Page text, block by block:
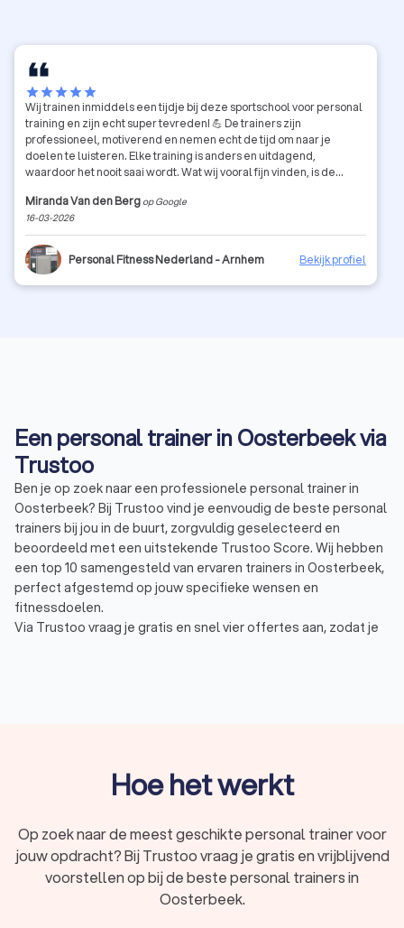
starstarstarstarstar
Wij trainen inmiddels een tijdje bij deze sportschool voor personal
training en zijn echt super tevreden! 💪 De trainers zijn
professioneel, motiverend en nemen echt de tijd om naar je
doelen te luisteren. Elke training is anders en uitdagend,
waardoor het nooit saai wordt. Wat wij vooral fijn vinden, is de
zowel qua training als qua tempo. Daarnaast is de sfeer in de
sportschool erg prettig: motiverend, maar ook ontspannen en
toegankelijk. Zeker een aanrader voor iedereen die serieus met
zijn of haar gezondheid en fitness aan de slag wil! 🔥
Miranda Van den Berg op Google
16-03-2026
Personal Fitness Nederland - Arnhem Bekijk profiel
Een personal trainer in Oosterbeek via
Trustoo
Ben je op zoek naar een professionele personal trainer in
Oosterbeek? Bij Trustoo vind je eenvoudig de beste personal
trainers bij jou in de buurt, zorgvuldig geselecteerd en
beoordeeld met een uitstekende Trustoo Score. Wij hebben
een top 10 samengesteld van ervaren trainers in Oosterbeek,
perfect afgestemd op jouw specifieke wensen en
fitnessdoelen.
Via Trustoo vraag je gratis en snel vier offertes aan, zodat je
Waarom personal training?
Personal training is een op maat gemaakte vorm van
te bereiken. Een personal trainer of fitnesscoachin
Oosterbeek biedt persoonlijke aandacht, deskundig advies en
aangepaste trainingsschema’s die aansluiten bij jouw niveau,
doelen en lifestyle. Dit kan variëren van krachttraining en
Hoe het werkt
Op zoek naar de meest geschikte personal trainer voor
jouw opdracht? Bij Trustoo vraag je gratis en vrijblijvend
voorstellen op bij de beste personal trainers in
Oosterbeek.